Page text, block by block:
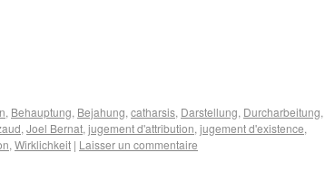
, Behauptung, Bejahung, catharsis, Darstellung, Durcharbeitung,
, Joel Bernat, jugement d'attribution, jugement d'existence,
, Wirklichkeit | Laisser un commentaire